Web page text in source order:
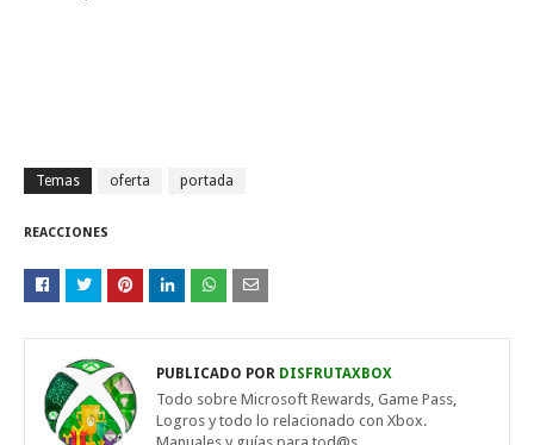
Temas oferta portada
REACCIONES
PUBLICADO POR DISFRUTAXBOX
Todo sobre Microsoft Rewards, Game Pass,
Logros y todo lo relacionado con Xbox.